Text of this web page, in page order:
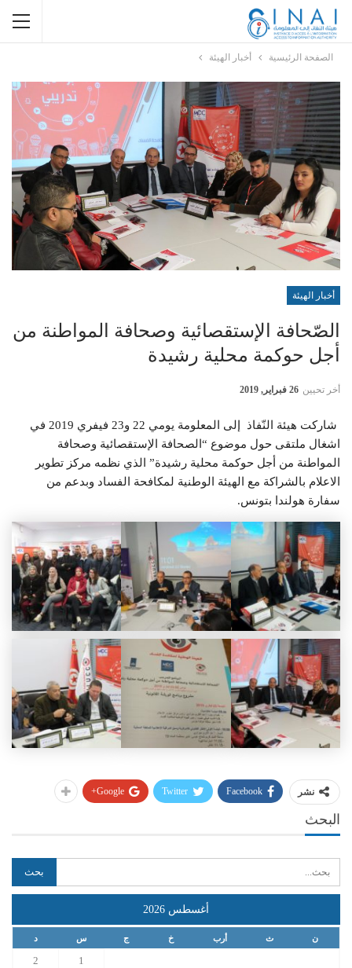
الصفحة الرئيسية أخبار الهيئة
أخبار الهيئة
الصّحافة الإستقصائية وصحافة المواطنة من
أجل حوكمة محلية رشيدة
أخر تحيين 26 فبراير, 2019
شاركت هيئة النّفاذ إلى المعلومة يومي 22 و23 فيفري 2019 في
اشغال ملتقى حول موضوع “الصحافة الإستقصائية وصحافة
المواطنة من أجل حوكمة محلية رشيدة” الذي نظمه مركز تطوير
الاعلام بالشراكة مع الهيئة الوطنية لمكافحة الفساد وبدعم من
سفارة هولندا بتونس.
نشر Facebook
Twitter
Google+
البحث
أغسطس 2026
ن ث أرب خ ج س د
1
2